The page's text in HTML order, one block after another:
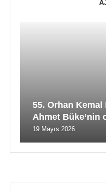
55. Orhan Kemal
Ahmet Büke’nin
19 Mayıs 2026